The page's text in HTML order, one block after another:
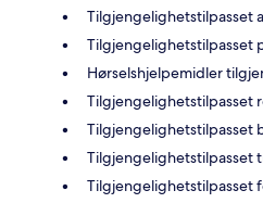
Tilgjengelighetstilpasset
Tilgjengelighetstilpasset
Hørselshjelpemidler
Tilgjengelighetstilpasset
Tilgjengelighetstilpasset
Tilgjengelighetstilpasset
Tilgjengelighetstilpasset